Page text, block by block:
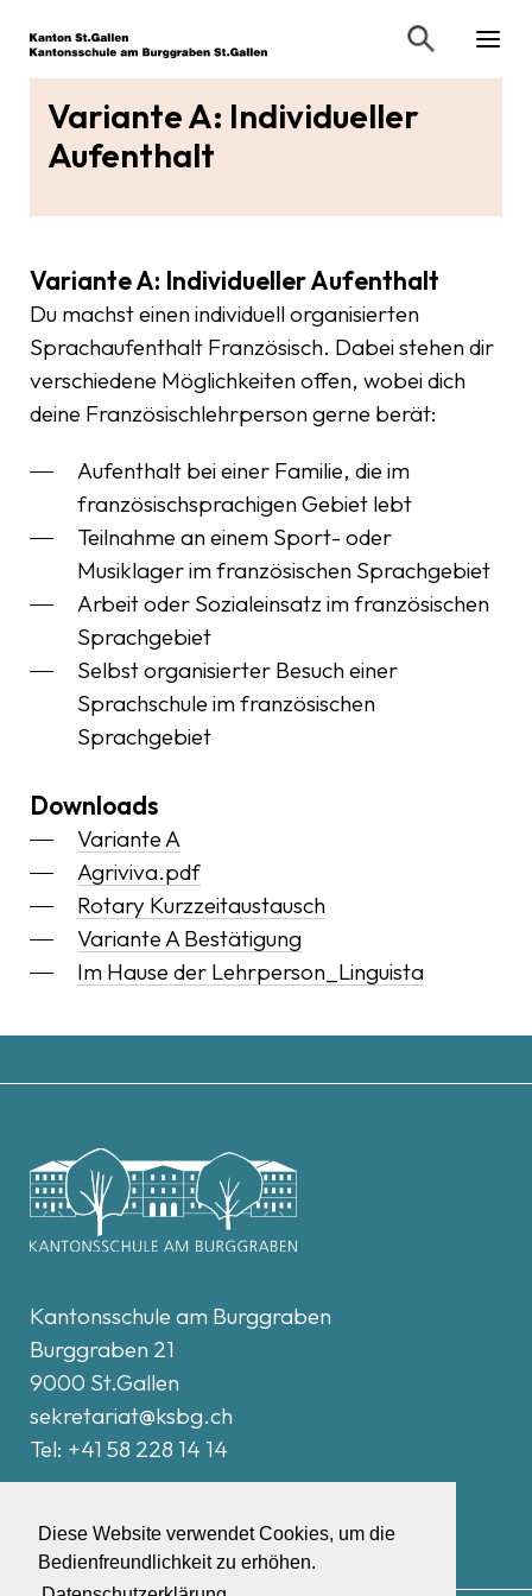
Diese Website verwendet Cookies, um die
Bedienfreundlichkeit zu erhöhen.
Variante A: Individueller
Aufenthalt
Variante A: Individueller Aufenthalt
Du machst einen individuell organisierten
Sprachaufenthalt Französisch. Dabei stehen dir
verschiedene Möglichkeiten offen, wobei dich
deine Französischlehrperson gerne berät:
Aufenthalt bei einer Familie, die im
französischsprachigen Gebiet lebt
Teilnahme an einem Sport- oder
Musiklager im französischen Sprachgebiet
Arbeit oder Sozialeinsatz im französischen
Sprachgebiet
Selbst organisierter Besuch einer
Sprachschule im französischen
Sprachgebiet
Downloads
Variante A
Agriviva.pdf
Rotary Kurzzeitaustausch
Variante A Bestätigung
Im Hause der Lehrperson_Linguista
Kantonsschule am Burggraben
Burggraben 21
9000 St.Gallen
sekretariat@ksbg.ch
Tel: +41 58 228 14 14
Intern